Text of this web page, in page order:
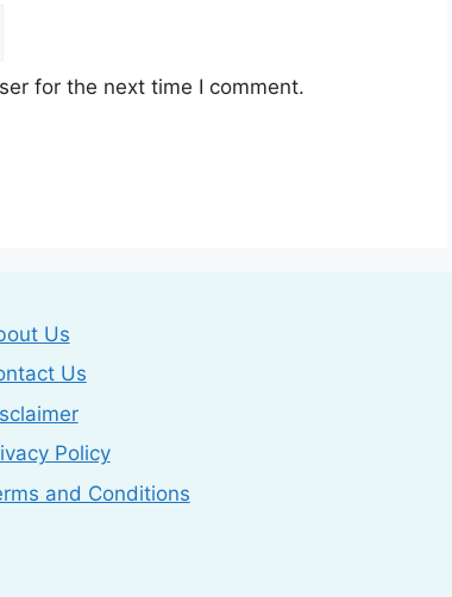
for the next time I comment.
Us
Us
Policy
and Conditions